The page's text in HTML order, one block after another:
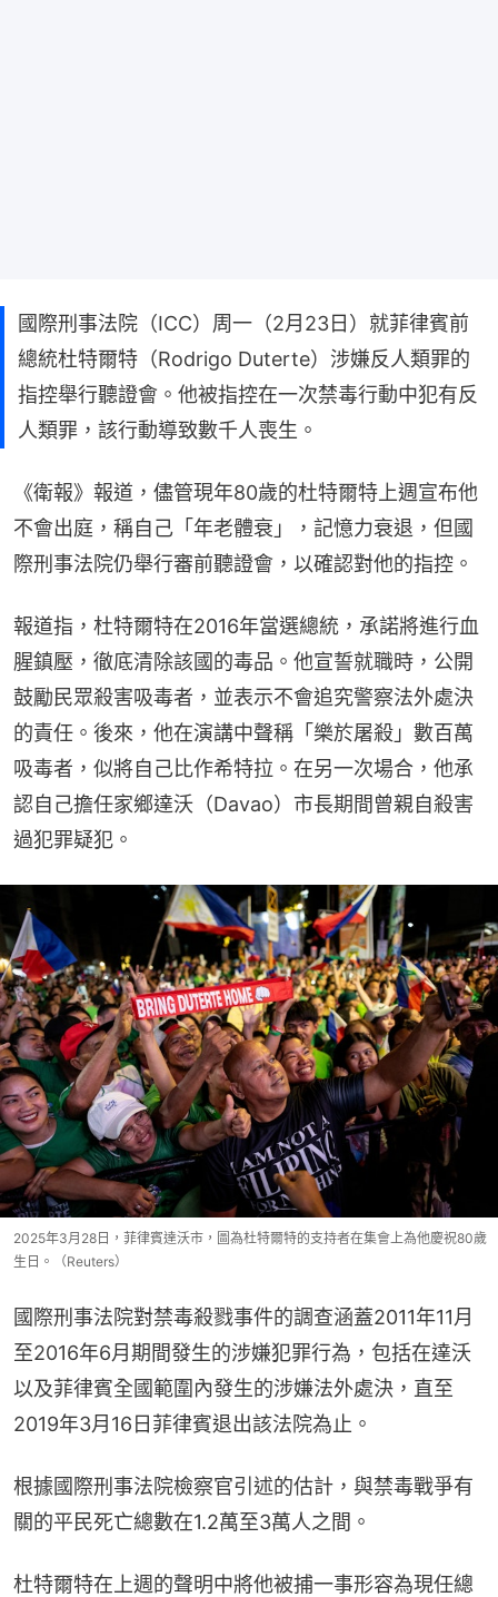
國際刑事法院（ICC）周一（2月23日）就菲律賓前
總統杜特爾特（Rodrigo Duterte）涉嫌反人類罪的
指控舉行聽證會。他被指控在一次禁毒行動中犯有反
人類罪，該行動導致數千人喪生。
《衛報》報道，儘管現年80歲的杜特爾特上週宣布他
不會出庭，稱自己「年老體衰」，記憶力衰退，但國
際刑事法院仍舉行審前聽證會，以確認對他的指控。
報道指，杜特爾特在2016年當選總統，承諾將進行血
腥鎮壓，徹底清除該國的毒品。他宣誓就職時，公開
鼓勵民眾殺害吸毒者，並表示不會追究警察法外處決
的責任。後來，他在演講中聲稱「樂於屠殺」數百萬
吸毒者，似將自己比作希特拉。在另一次場合，他承
認自己擔任家鄉達沃（Davao）市長期間曾親自殺害
過犯罪疑犯。
2025年3月28日，菲律賓達沃市，圖為杜特爾特的支持者在集會上為他慶祝80歲
生日。（Reuters）
國際刑事法院對禁毒殺戮事件的調查涵蓋2011年11月
至2016年6月期間發生的涉嫌犯罪行為，包括在達沃
以及菲律賓全國範圍內發生的涉嫌法外處決，直至
2019年3月16日菲律賓退出該法院為止。
根據國際刑事法院檢察官引述的估計，與禁毒戰爭有
關的平民死亡總數在1.2萬至3萬人之間。
杜特爾特在上週的聲明中將他被捕一事形容為現任總